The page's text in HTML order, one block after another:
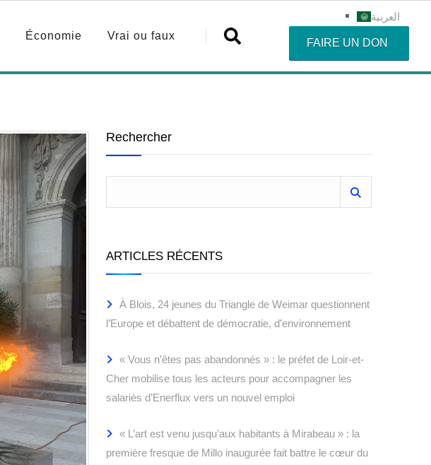
Économie Vrai ou faux
العربية
FAIRE UN DON
Rechercher
ARTICLES RÉCENTS
À Blois, 24 jeunes du Triangle de Weimar questionnent
l’Europe et débattent de démocratie, d’environnement
« Vous n’êtes pas abandonnés » : le préfet de Loir-et-
Cher mobilise tous les acteurs pour accompagner les
salariés d’Enerflux vers un nouvel emploi
« L’art est venu jusqu’aux habitants à Mirabeau » : la
première fresque de Millo inaugurée fait battre le cœur du